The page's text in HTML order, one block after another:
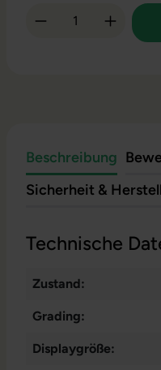
Produkt
Beschreibung
Sicherheit &
Technische
Zustand:
Grading:
Displaygröße: